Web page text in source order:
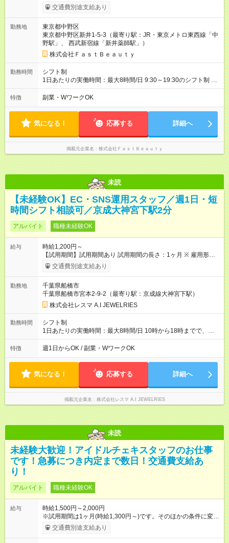
月インセンティブポイント付与 ・店舗売上や入客人数などに応
じてインセンティブポイントを付与 ・ポイントは6ヶ月に一度引
理美容師手当あり 研修期間6ヶ月間は以下給与のみ変更あり 時
給1230円 ※交通費支給（～500円/日） ※給与に関しては2025年
度の最低賃金を反映済み ※各都道府県の施行月より適応、入社
時期によっては変動の可能性あり 詳細は、採用担当へお問い合
わせください 【試用期間】試用期間なし
交通費別途支給あり
勤務地
東京都中野区
東京都中野区新井1-5-3（最寄り駅：JR・東京メトロ東西線「中
野駅」、 西武新宿線「新井薬師駅」）
株式会社ＦａｓｔＢｅａｕｔｙ
勤務時間
シフト制
1日あたりの実働時間：最大8時間/日 9:30～19:30のシフト制 週
2日～、1日5時間～OK シフトはご希望を伺いながら相談のうえ
決定します 扶養内勤務・ダブルワークOK
特徴 副業・WワークOK
気になる！ 応募する 詳細へ
掲載元企業名 株式会社ＦａｓｔＢｅａｕｔｙ
未読
【未経験OK】EC・SNS運用スタッフ／週1日・短
時間シフト相談可／京成大神宮下駅2分
アルバイト 職種未経験OK
給与
時給1,200円～
【試用期間】試用期間あり 試用期間の長さ：1ヶ月 ※ 雇用形態
と給与に、本採用時と異なる部分があります。 雇用形態：本採
用時と同じです。 給与：時給 1,200円以上
交通費別途支給あり
勤務地
千葉県船橋市
千葉県船橋市宮本2-9-2（最寄り駅：京成線大神宮下駅）
株式会社レスマ A.I JEWELRIES
勤務時間
シフト制
1日あたりの実働時間：最大8時間/日 10時から18時までで、出
勤希望日、時間を相談させてくださいませ
特徴 週1日からOK / 副業・WワークOK
気になる！ 応募する 詳細へ
掲載元企業名 株式会社レスマ A.I JEWELRIES
未読
未経験大歓迎！アイドルチェキスタッフのお仕事
です！急募につき内定まで数日！交通費支給あ
り！
アルバイト 職種未経験OK
給与
時給1,500円～2,000円
※試用期間は1ヶ月(時給1,300円～)です。そのほかの条件に変更
はありません。 【試用期間】試用期間あり 試用期間の長さ：1
ヶ月 ※ 雇用形態と給与に、本採用時と異なる部分があります。
交通費別途支給あり